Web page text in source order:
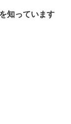
知っています